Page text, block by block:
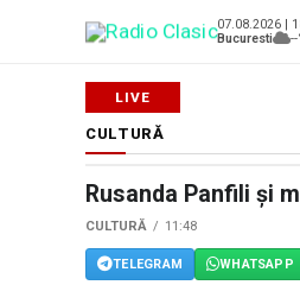
07.08.2026 |
Bucuresti
--
CULTURĂ
Rusanda Panfili și
CULTURĂ 11:48
TELEGRAM WHATSAPP